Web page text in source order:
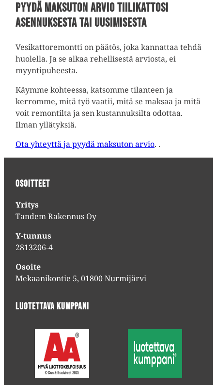
Pyydä maksuton arvio tiilikattosi
asennuksesta tai uusimisesta
Vesikattoremontti on päätös, joka kannattaa tehdä
huolella. Ja se alkaa rehellisestä arviosta, ei
myyntipuheesta.
Käymme kohteessa, katsomme tilanteen ja
kerromme, mitä työ vaatii, mitä se maksaa ja mitä
voit remontilta ja sen kustannuksilta odottaa.
Ilman yllätyksiä.
Ota yhteyttä ja pyydä maksuton arvio. .
Osoitteet
Yritys
Tandem Rakennus Oy
Y-tunnus
2813206-4
Osoite
Mekaanikontie 5, 01800 Nurmijärvi
Luotettava kumppani